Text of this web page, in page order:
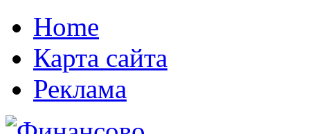
Home
Карта сайта
Реклама